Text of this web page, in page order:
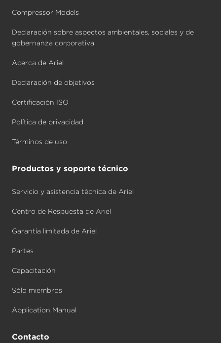
Compressor Models
Declaración sobre aspectos ambientales, sociales y de
gobernanza corporativa
Acerca de Ariel
Declaración de objetivos
Certificación ISO
Política de privacidad
Términos de uso
Productos y soporte técnico
Servicio y asistencia técnica de Ariel
Centro de Respuesta de Ariel
Garantía limitada de Ariel
Partes
Capacitación
Sólo miembros
Application Manual
Contacto